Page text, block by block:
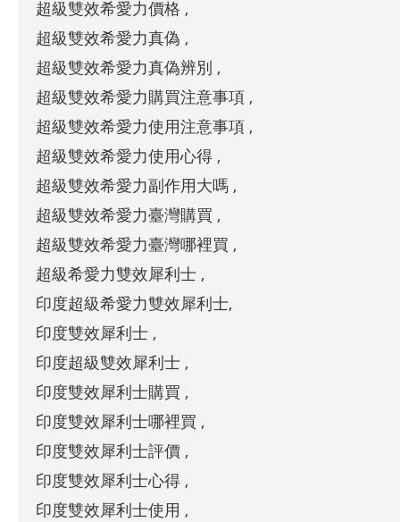
超級雙效希愛力價格 ,
超級雙效希愛力真偽 ,
超級雙效希愛力真偽辨別 ,
超級雙效希愛力購買注意事項 ,
超級雙效希愛力使用注意事項 ,
超級雙效希愛力使用心得 ,
超級雙效希愛力副作用大嗎 ,
超級雙效希愛力臺灣購買 ,
超級雙效希愛力臺灣哪裡買 ,
超級希愛力雙效犀利士 ,
印度超級希愛力雙效犀利士,
印度雙效犀利士 ,
印度超級雙效犀利士 ,
印度雙效犀利士購買 ,
印度雙效犀利士哪裡買 ,
印度雙效犀利士評價 ,
印度雙效犀利士心得 ,
印度雙效犀利士使用 ,